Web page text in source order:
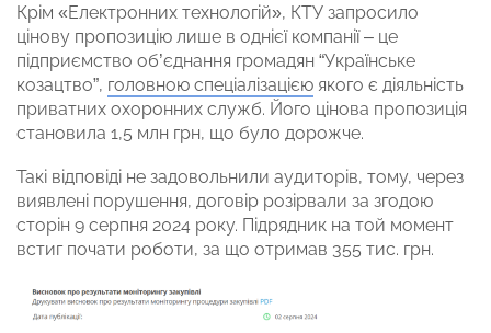
Крім «Електронних технологій», КТУ запросило
цінову пропозицію лише в однієї компанії – це
підприємство об’єднання громадян “Українське
козацтво”, головною спеціалізацією якого є діяльність
приватних охоронних служб. Його цінова пропозиція
становила 1,5 млн грн, що було дорожче.
Такі відповіді не задовольнили аудиторів, тому, через
виявлені порушення, договір розірвали за згодою
сторін 9 серпня 2024 року. Підрядник на той момент
встиг почати роботи, за що отримав 355 тис. грн.